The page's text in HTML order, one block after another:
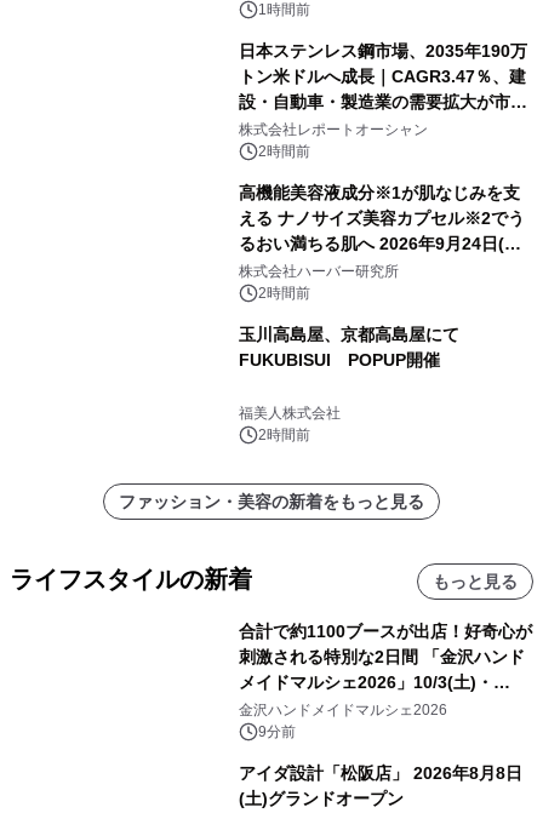
1時間前
日本ステンレス鋼市場、2035年190万
トン米ドルへ成長｜CAGR3.47％、建
設・自動車・製造業の需要拡大が市場
を牽引
株式会社レポートオーシャン
2時間前
高機能美容液成分※1が肌なじみを支
える ナノサイズ美容カプセル※2でう
るおい満ちる肌へ 2026年9月24日(木)
よりリニューアル新発売 『ディープモ
イストセラム』
株式会社ハーバー研究所
2時間前
玉川高島屋、京都高島屋にて
FUKUBISUI POPUP開催
福美人株式会社
2時間前
ファッション・美容の新着をもっと見る
ライフスタイルの新着 もっと見る
合計で約1100ブースが出店！好奇心が
刺激される特別な2日間 「金沢ハンド
メイドマルシェ2026」10/3(土)・
10/4(日)開催
金沢ハンドメイドマルシェ2026
9分前
アイダ設計「松阪店」 2026年8月8日
(土)グランドオープン